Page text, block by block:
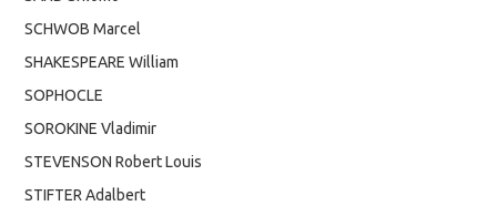
SCHWOB Marcel
SHAKESPEARE William
SOPHOCLE
SOROKINE Vladimir
STEVENSON Robert Louis
STIFTER Adalbert